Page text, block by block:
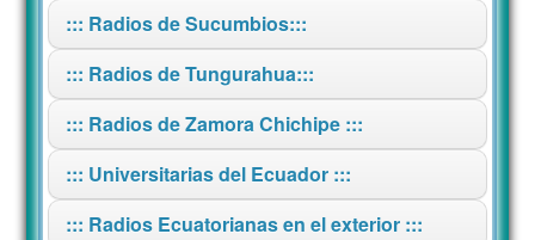
::: Radios de Sucumbios:::
::: Radios de Tungurahua:::
::: Radios de Zamora Chichipe :::
::: Universitarias del Ecuador :::
::: Radios Ecuatorianas en el exterior :::